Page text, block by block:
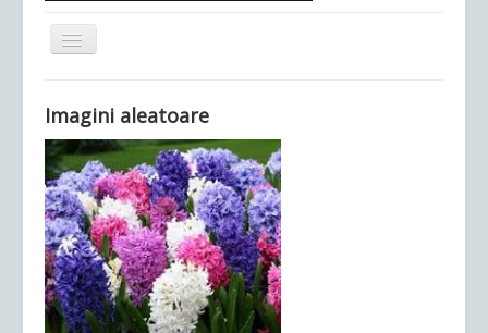
Comută
navigarea
Ultimele articole: Vi, 04.11.2022 -
Județean Mehedinți
Imagini aleatoare